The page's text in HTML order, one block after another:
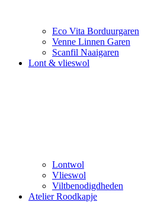
Eco Vita Borduurgaren
Venne Linnen Garen
Scanfil Naaigaren
Lont & vlieswol
Lontwol
Vlieswol
Viltbenodigdheden
Atelier Roodkapje